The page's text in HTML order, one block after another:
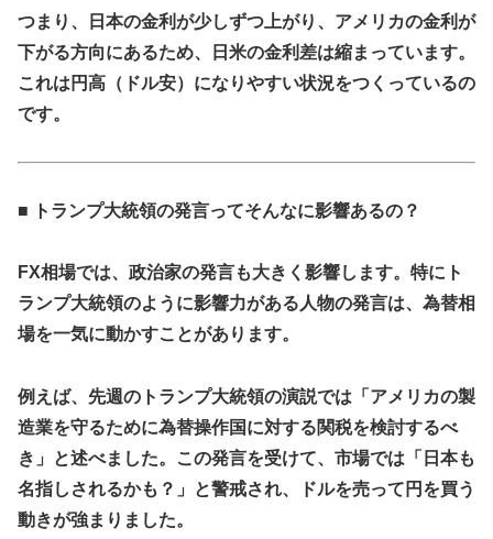
つまり、日本の金利が少しずつ上がり、アメリカの金利が
下がる方向にあるため、日米の金利差は縮まっています。
これは円高（ドル安）になりやすい状況をつくっているの
です。
■ トランプ大統領の発言ってそんなに影響あるの？
FX相場では、政治家の発言も大きく影響します。特にト
ランプ大統領のように影響力がある人物の発言は、為替相
場を一気に動かすことがあります。
例えば、先週のトランプ大統領の演説では「アメリカの製
造業を守るために為替操作国に対する関税を検討するべ
き」と述べました。この発言を受けて、市場では「日本も
名指しされるかも？」と警戒され、ドルを売って円を買う
動きが強まりました。